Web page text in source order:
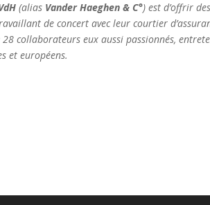
(alias Vander Haeghen & C°) est d’offrir
de concert avec leur courtier
28 collaborateurs eux aussi passionnés,
et européens.